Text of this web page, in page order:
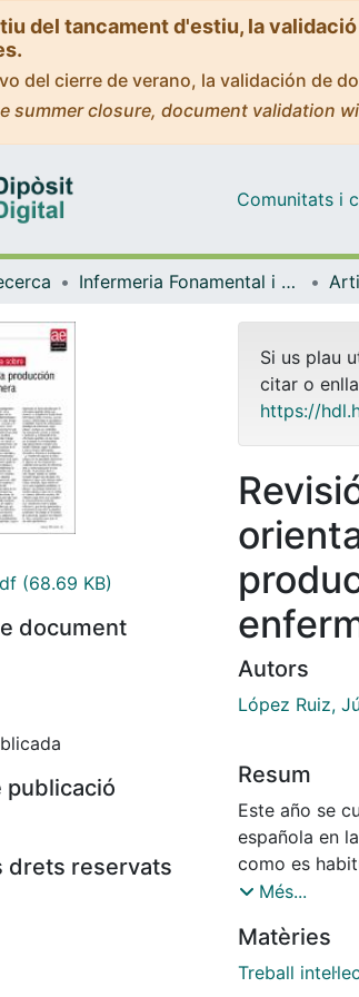
del tancament d'estiu, la
del cierre de verano, la validación de
summer closure, document validation
Comunitats i
Infermeria Fonamental i Clínica
(68.69 KB)
document
publicació
drets reservats
Si us plau
citar o
https://
Autors
López Ruiz,
Resum
Este año se
española en
como es
en evidencia
población.
Més...
Matèries
Treball